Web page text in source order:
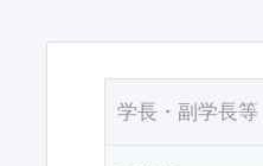
学長・副学長等